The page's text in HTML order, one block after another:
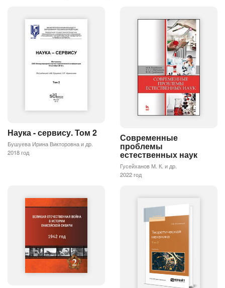
Наука - сервису. Том 2
Бушуева Ирина Викторовна и др.
2018 год
Современные
проблемы
естественных наук
Гусейханов М. К. и др.
2022 год